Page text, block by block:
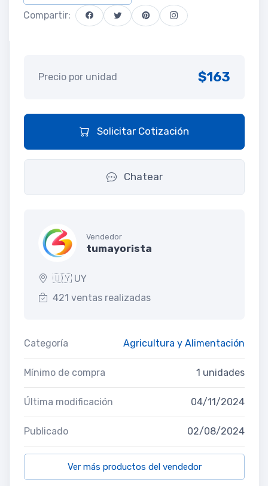
Compartir:
Precio por unidad $163
Solicitar Cotización
Chatear
Vendedor
tumayorista
🇺🇾 UY
421 ventas realizadas
Categoría Agricultura y Alimentación
Mínimo de compra 1 unidades
Última modificación 04/11/2024
Publicado 02/08/2024
Ver más productos del vendedor